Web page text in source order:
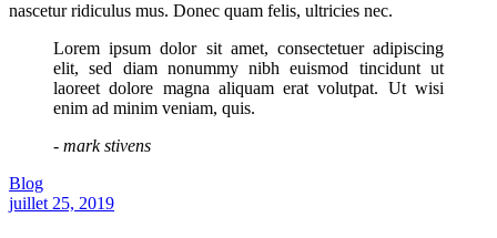
nascetur ridiculus mus. Donec quam felis, ultricies nec.
Lorem ipsum dolor sit amet, consectetuer adipiscing
elit, sed diam nonummy nibh euismod tincidunt ut
laoreet dolore magna aliquam erat volutpat. Ut wisi
enim ad minim veniam, quis.
- mark stivens
Blog
juillet 25, 2019